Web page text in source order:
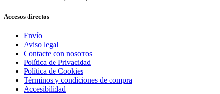
Accesos directos
Envío
Aviso legal
Contacte con nosotros
Política de Privacidad
Política de Cookies
Términos y condiciones de compra
Accesibilidad